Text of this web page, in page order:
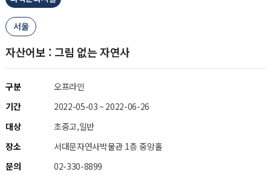
서울
자산어보 : 그림 없는 자연사
구분
오프라인
기간
2022-05-03 ~ 2022-06-26
대상
초중고,일반
장소
서대문자연사박물관 1층 중앙홀
문의
02-330-8899